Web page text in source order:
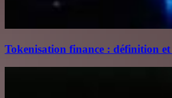
Tokenisation finance : définition et